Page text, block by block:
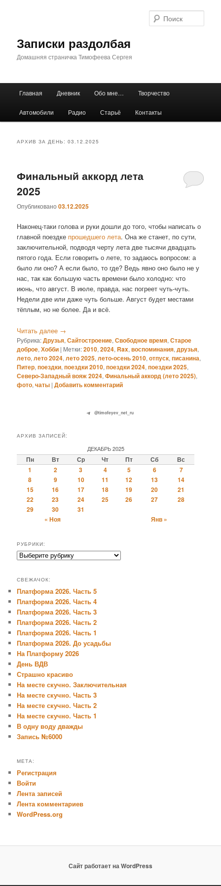
Записки раздолбая
Домашняя страничка Тимофеева Сергея
Главная Дневник Обо мне… Творчество
Автомобили Радио Старьё Контакты
АРХИВ ЗА ДЕНЬ:03.12.2025
Финальный аккорд лета
2025
Опубликовано03.12.2025
Наконец-таки голова и руки дошли до того, чтобы написать о
главной поездке прошедшего лета. Она же станет, по сути,
заключительной, подводя черту лета две тысячи двадцать
пятого года. Если говорить о лете, то задаюсь вопросом: а
было ли оно? А если было, то где? Ведь явно оно было не у
нас, так как большую часть времени было холодно: что
июнь, что август. В июле, правда, нас погреет чуть-чуть.
Недели две или даже чуть больше. Август будет местами
тёплым, но не более. Да и всё.
Читать далее →
Рубрика:Друзья,Сайтостроение,Свободное время,Старое
доброе,Хобби | Метки:2010,2024, Rax,воспоминания,друзья,
лето,лето 2024,лето 2025,лето-осень 2010,отпуск,писанина,
Питер,поездки,поездки 2010,поездки 2024,поездки 2025,
Северо-Западный вояж 2024,Финальный аккорд (лето 2025),
фото,чаты |Добавить комментарий
@timofeyev_net_ru
АРХИВ ЗАПИСЕЙ:
ДЕКАБРЬ 2025
Пн Вт Ср Чт Пт Сб
Вс
1
2 3 4 5 6
7
8
9 10 11 12 13
14
15
16 17 18 19 20
21
22
23 24 25 26 27
28
29
30
31
« Ноя
Янв »
РУБРИКИ:
Рубрики:
СВЕЖАЧОК:
Платформа 2026. Часть 5
Платформа 2026. Часть 4
Платформа 2026. Часть 3
Платформа 2026. Часть 2
Платформа 2026. Часть 1
Платформа 2026. До усадьбы
На Платформу 2026
День ВДВ
Страшно красиво
На месте скучно. Заключительная
На месте скучно. Часть 3
На месте скучно. Часть 2
На месте скучно. Часть 1
В одну воду дважды
Запись №6000
МЕТА:
Регистрация
Войти
Лента записей
Лента комментариев
WordPress.org
Сайт работает на WordPress